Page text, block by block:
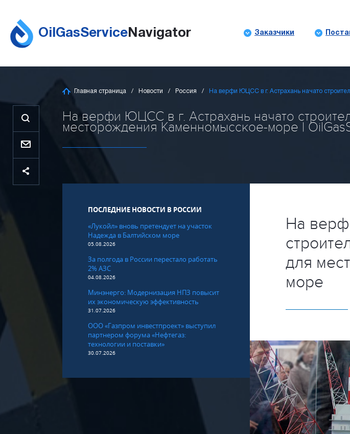
OilGasService Navigator Заказчики
Главная страница Новости Россия На верфи ЮЦСС в г. Астрахань начато
На верфи ЮЦСС в г. Астрахань начато
месторождения Каменномысское-море |
ПОСЛЕДНИЕ НОВОСТИ В РОССИИ
«Лукойл» вновь претендует на участок
Надежда в Балтийском море
05.08.2026
За полгода в России перестало работать
2% АЗС
04.08.2026
Минэнерго: Модернизация НПЗ повысит
их экономическую эффективность
31.07.2026
ООО «Газпром инвестпроект» выступил
партнером форума «Нефтегаз:
технологии и поставки»
30.07.2026
На
для
море